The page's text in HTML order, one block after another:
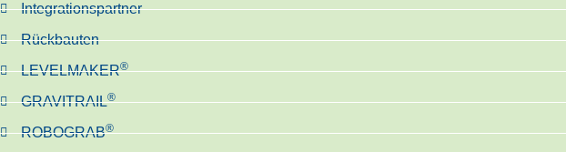
Integrationspartner
Rückbauten
LEVELMAKER®
GRAVITRAIL®
ROBOGRAB®